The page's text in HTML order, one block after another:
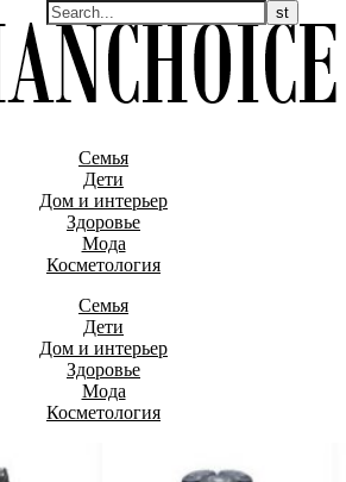
Семья
Дети
Дом и интерьер
Здоровье
Мода
Косметология
Семья
Дети
Дом и интерьер
Здоровье
Мода
Косметология